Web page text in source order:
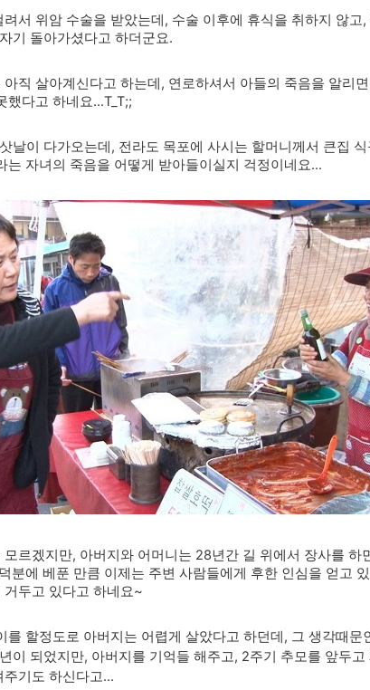
서 위암 수술을 받았는데, 수술 이후에 휴식을 취하지 않고
기 돌아가셨다고 하더군요.
직 살아계신다고 하는데, 연로하셔서 아들의 죽음을 알리
했다고 하네요...T_T;;
날이 다가오는데, 전라도 목포에 사시는 할머니께서 큰집
는 자녀의 죽음을 어떻게 받아들이실지 걱정이네요...
르겠지만, 아버지와 어머니는 28년간 길 위에서 장사를 하
분에 베푼 만큼 이제는 주변 사람들에게 후한 인심을 얻고
두고 있다고 하네요~
를 할정도로 아버지는 어렵게 살았다고 하던데, 그 생각때문
이 되었지만, 아버지를 기억들 해주고, 2주기 추모를 앞두
기도 하신다고...